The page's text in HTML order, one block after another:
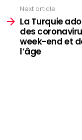
Next article
La Turquie
des
week-end et
l’âge